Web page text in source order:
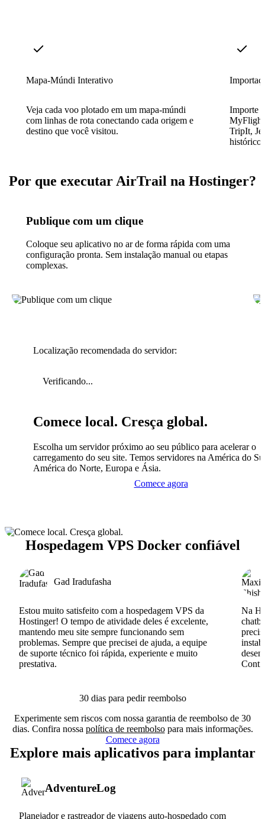
Mapa-Múndi Interativo
Veja cada voo plotado em um mapa-múndi
com linhas de rota conectando cada origem e
destino que você visitou.
Importe
TripIt,
histórico
Por que executar AirTrail na Hostinger?
Publique com um clique
Coloque seu aplicativo no ar de forma rápida com uma
configuração pronta. Sem instalação manual ou etapas
complexas.
Localização recomendada do servidor:
Verificando...
Comece local. Cresça global.
Escolha um servidor próximo ao seu público para acelerar o
carregamento do seu site. Temos servidores na América do
América do Norte, Europa e Ásia.
Comece agora
Hospedagem VPS Docker confiável
Gad Iradufasha
Estou muito satisfeito com a hospedagem VPS da
Hostinger! O tempo de atividade deles é excelente,
mantendo meu site sempre funcionando sem
problemas. Sempre que precisei de ajuda, a equipe
de suporte técnico foi rápida, experiente e muito
prestativa.
Na
30 dias para pedir reembolso
Experimente sem riscos com nossa garantia de reembolso de 30
dias. Confira nossa política de reembolsopara mais informações.
Comece agora
Explore mais aplicativos para implantar
AdventureLog
Planejador e rastreador de viagens auto-hospedado com